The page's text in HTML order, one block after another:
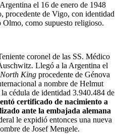
el 16 de enero de 1948
procedente de Vigo, con identidad
como supuesto religioso.
coronel de las SS. Médico
Llegó a la Argentina el
North King procedente de Génova
a nombre de Helmut
cédula de identidad 3.940.484 de
certificado de nacimiento a
ante la embajada alemana
le expidió entonces una nueva
de Josef Mengele.